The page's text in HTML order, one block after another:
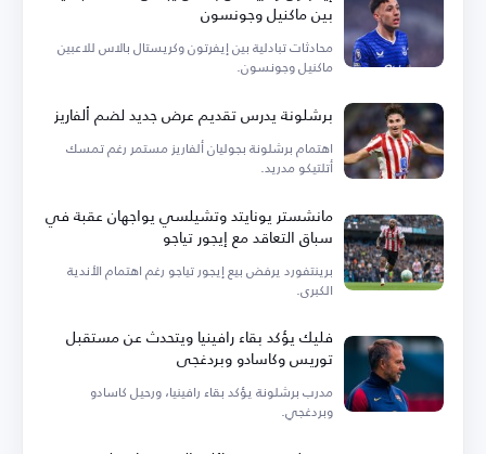
بين ماكنيل وجونسون
محادثات تبادلية بين إيفرتون وكريستال بالاس للاعبين
ماكنيل وجونسون.
برشلونة يدرس تقديم عرض جديد لضم ألفاريز
اهتمام برشلونة بجوليان ألفاريز مستمر رغم تمسك
أتلتيكو مدريد.
مانشستر يونايتد وتشيلسي يواجهان عقبة في
سباق التعاقد مع إيجور تياجو
برينتفورد يرفض بيع إيجور تياجو رغم اهتمام الأندية
الكبرى.
فليك يؤكد بقاء رافينيا ويتحدث عن مستقبل
توريس وكاسادو وبردغجي
مدرب برشلونة يؤكد بقاء رافينيا، ورحيل كاسادو
وبردغجي.